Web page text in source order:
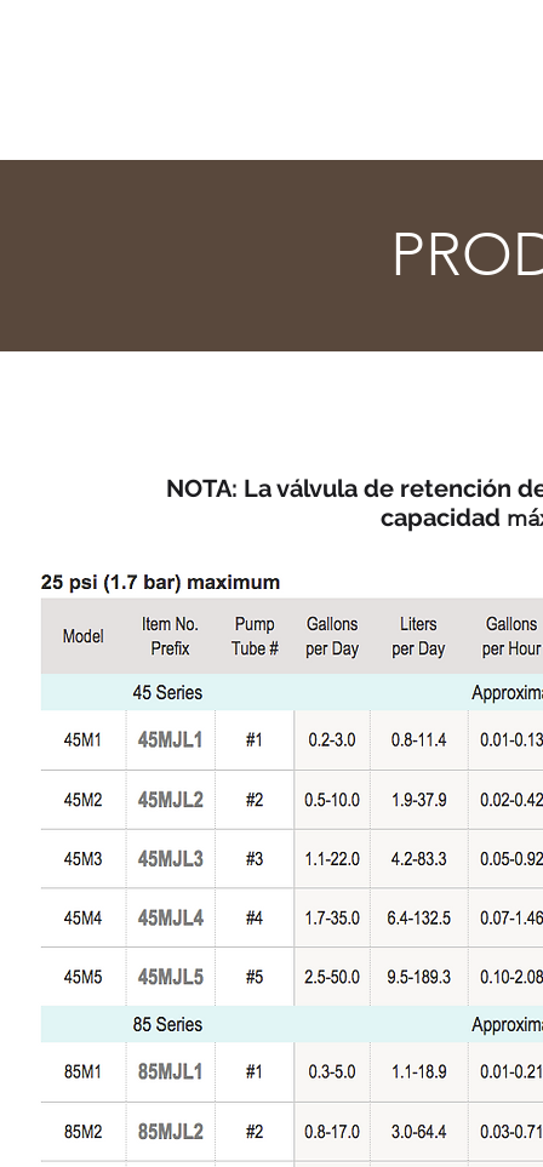
NOTA: La válvula de retención
capacidad